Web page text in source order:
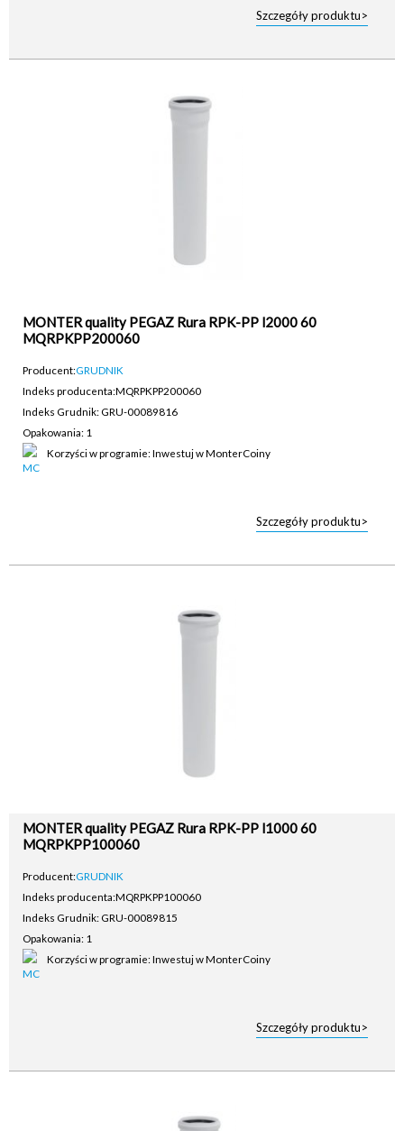
Szczegóły produktu>
MONTER quality PEGAZ Rura RPK-PP l2000 60
MQRPKPP200060
Producent:GRUDNIK
Indeks producenta:MQRPKPP200060
Indeks Grudnik: GRU-00089816
Opakowania: 1
Korzyści w programie: Inwestuj w MonterCoiny
Szczegóły produktu>
MONTER quality PEGAZ Rura RPK-PP l1000 60
MQRPKPP100060
Producent:GRUDNIK
Indeks producenta:MQRPKPP100060
Indeks Grudnik: GRU-00089815
Opakowania: 1
Korzyści w programie: Inwestuj w MonterCoiny
Szczegóły produktu>